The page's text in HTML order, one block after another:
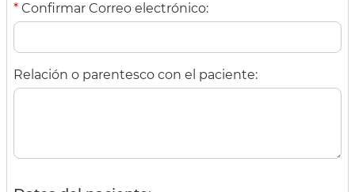
* Confirmar Correo electrónico:
Relación o parentesco con el paciente: